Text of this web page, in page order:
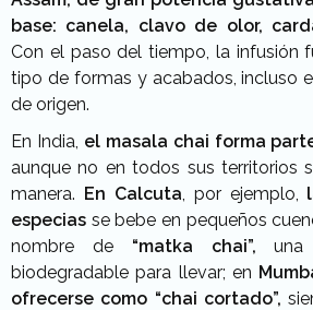
base: canela, clavo de olor,
Con el paso del tiempo, la infusión
tipo de formas y acabados, incluso
de origen.
En India, el masala chai forma
aunque no en todos sus territorios
manera. En Calcuta, por ejemplo,
especias se bebe en pequeños
nombre de “matka chai”, una
biodegradable para llevar; en
ofrecerse como “chai cortado”,